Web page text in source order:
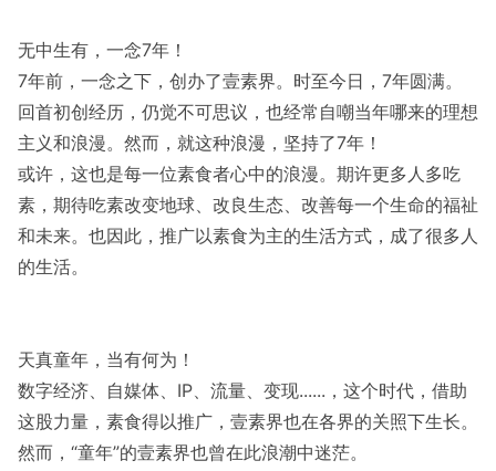
无中生有，一念7年！
7年前，一念之下，创办了壹素界。时至今日，7年圆满。
回首初创经历，仍觉不可思议，也经常自嘲当年哪来的理想
主义和浪漫。然而，就这种浪漫，坚持了7年！
或许，这也是每一位素食者心中的浪漫。期许更多人多吃
素，期待吃素改变地球、改良生态、改善每一个生命的福祉
和未来。也因此，推广以素食为主的生活方式，成了很多人
的生活。
天真童年，当有何为！
数字经济、自媒体、IP、流量、变现......，这个时代，借助
这股力量，素食得以推广，壹素界也在各界的关照下生长。
然而，“童年”的壹素界也曾在此浪潮中迷茫。